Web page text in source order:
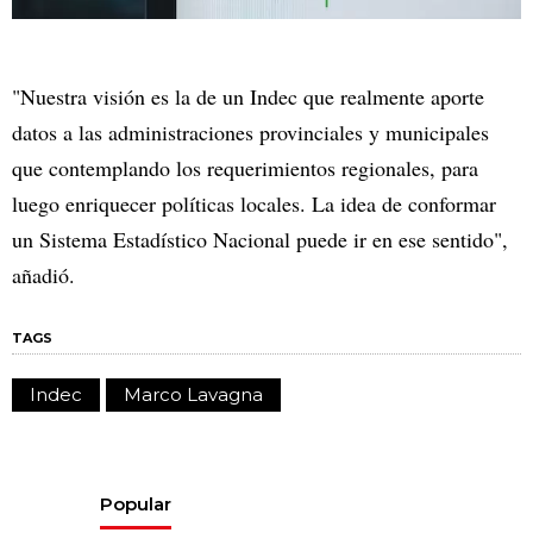
"Nuestra visión es la de un Indec que realmente aporte
datos a las administraciones provinciales y municipales
que contemplando los requerimientos regionales, para
luego enriquecer políticas locales. La idea de conformar
un Sistema Estadístico Nacional puede ir en ese sentido",
añadió.
TAGS
Indec Marco Lavagna
Popular